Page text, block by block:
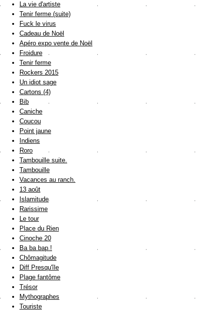
La vie d'artiste
Tenir ferme (suite)
Fuck le virus
Cadeau de Noël
Apéro expo vente de Noël
Froidure
Tenir ferme
Rockers 2015
Un idiot sage
Cartons (4)
Bib
Caniche
Coucou
Point jaune
Indiens
Roro
Tambouille suite.
Tambouille
Vacances au ranch.
13 août
Islamitude
Rarissime
Le tour
Place du Rien
Cinoche 20
Ba ba bap !
Chômagitude
Diff Presqu'île
Plage fantôme
Trésor
Mythographes
Touriste